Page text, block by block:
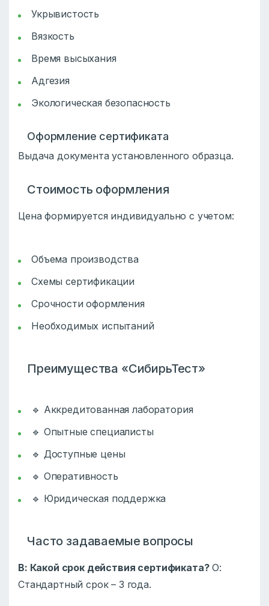
Укрывистость
Вязкость
Время высыхания
Адгезия
Экологическая безопасность
Оформление сертификата
Выдача документа установленного образца.
Стоимость оформления
Цена формируется индивидуально с учетом:
Объема производства
Схемы сертификации
Срочности оформления
Необходимых испытаний
Преимущества «СибирьТест»
🔹 Аккредитованная лаборатория
🔹 Опытные специалисты
🔹 Доступные цены
🔹 Оперативность
🔹 Юридическая поддержка
Часто задаваемые вопросы
В: Какой срок действия сертификата?О:
Стандартный срок – 3 года.